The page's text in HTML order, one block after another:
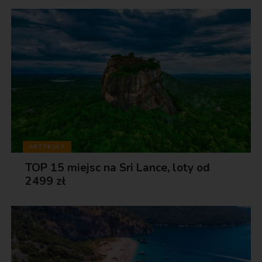
ARTYKUŁY
TOP 15 miejsc na Sri Lance, loty od
2499 zł